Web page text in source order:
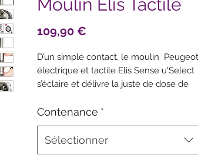
Moulin Elis Tactile
109,90 €
D’un simple contact, le moulin Peugeot
électrique et tactile Elis Sense u'Select
s’éclaire et délivre la juste de dose de
sensations avec ce moulin à poivre/sel
électrique !
Taille: 22cm
Contenance *
Sélectionner